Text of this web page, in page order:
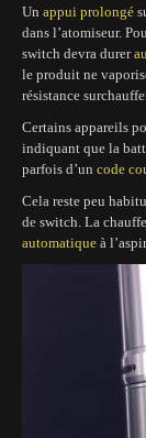
Un appui prolongé
dans l’atomiseur.
switch devra durer
le produit ne
résistance
Certains appareils
indiquant que la
parfois d’un code
Cela reste peu
de switch. La
automatique à